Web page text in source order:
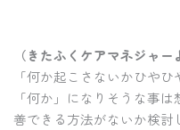
（きたふくケアマネジャー
「何か起こさないかひや
「何か」になりそうな事
善できる方法がないか検討